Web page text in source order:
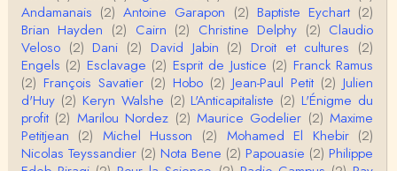
Christophe Darmangeat
Pour ce qui est des effets de la variole, ils ont en
effet été catastrophiques 'une manière géné…
Roland Chaudat
L'histoire des populations autochtones profite certai
nement de ces reconstitutions dont la visit…
Anonymous
Je viens de regarder une vidéo de Pascal Picq sur
Andamanais (2) Antoine Garapon (2) Baptiste Eychart (2)
Brian Hayden (2) Cairn (2) Christine Delphy (2) Claudio
Veloso (2) Dani (2) David Jabin (2) Droit et cultures (2)
Engels (2) Esclavage (2) Esprit de Justice (2) Franck Ramus
(2) François Savatier (2) Hobo (2) Jean-Paul Petit (2) Julien
d'Huy (2) Keryn Walshe (2) L'Anticapitaliste (2) L'Énigme du
profit (2) Marilou Nordez (2) Maurice Godelier (2) Maxime
Petitjean (2) Michel Husson (2) Mohamed El Khebir (2)
Nicolas Teyssandier (2) Nota Bene (2) Papouasie (2) Philippe